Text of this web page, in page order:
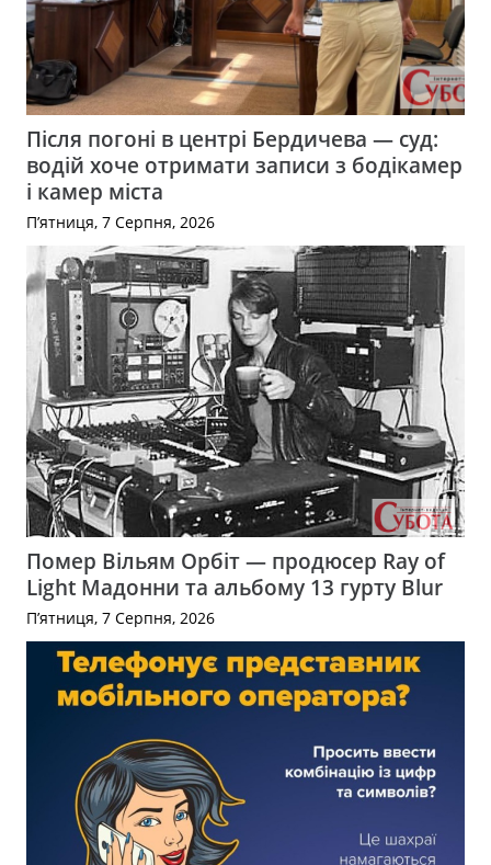
Після погоні в центрі Бердичева — суд:
водій хоче отримати записи з бодікамер
і камер міста
П’ятниця, 7 Серпня, 2026
Помер Вільям Орбіт — продюсер Ray of
Light Мадонни та альбому 13 гурту Blur
П’ятниця, 7 Серпня, 2026